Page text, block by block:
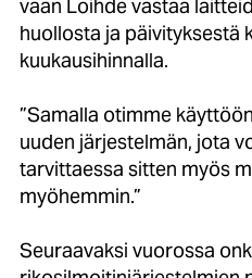
vaan Loihde vastaa
huollosta ja päivityksestä
kuukausihinnalla.
”Samalla otimme
uuden järjestelmän, jota
tarvittaessa sitten myös
myöhemmin.”
Seuraavaksi vuorossa